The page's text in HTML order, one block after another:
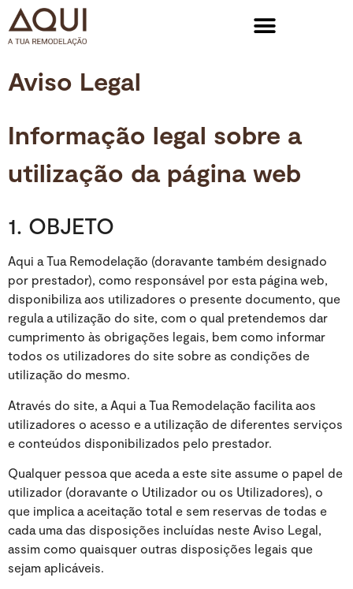
Aviso Legal
Informação legal sobre a
utilização da página web
1. OBJETO
Aqui a Tua Remodelação (doravante também designado
por prestador), como responsável por esta página web,
disponibiliza aos utilizadores o presente documento, que
regula a utilização do site, com o qual pretendemos dar
cumprimento às obrigações legais, bem como informar
todos os utilizadores do site sobre as condições de
utilização do mesmo.
Através do site, a Aqui a Tua Remodelação facilita aos
utilizadores o acesso e a utilização de diferentes serviços
e conteúdos disponibilizados pelo prestador.
Qualquer pessoa que aceda a este site assume o papel de
utilizador (doravante o Utilizador ou os Utilizadores), o
que implica a aceitação total e sem reservas de todas e
cada uma das disposições incluídas neste Aviso Legal,
assim como quaisquer outras disposições legais que
sejam aplicáveis.